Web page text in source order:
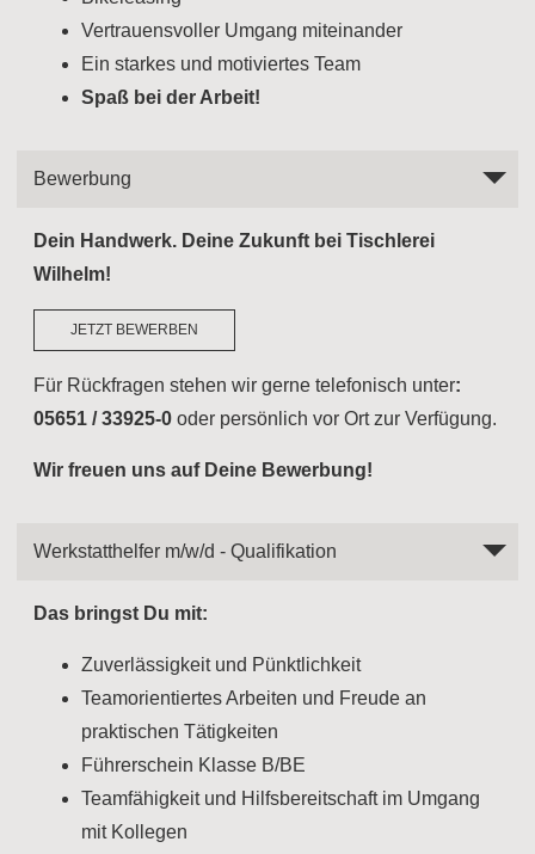
Vertrauensvoller Umgang miteinander
Ein starkes und motiviertes Team
Spaß bei der Arbeit!
Bewerbung
Dein Handwerk. Deine Zukunft bei Tischlerei
Wilhelm!
JETZT BEWERBEN
Für Rückfragen stehen wir gerne telefonisch unter:
05651 / 33925-0 oder persönlich vor Ort zur Verfügung.
Wir freuen uns auf Deine Bewerbung!
Werkstatthelfer m/w/d - Qualifikation
Das bringst Du mit:
Zuverlässigkeit und Pünktlichkeit
Teamorientiertes Arbeiten und Freude an
praktischen Tätigkeiten
Führerschein Klasse B/BE
Teamfähigkeit und Hilfsbereitschaft im Umgang
mit Kollegen